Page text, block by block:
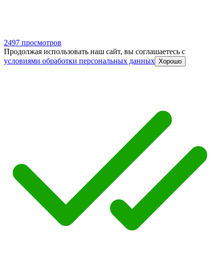
2497 просмотров
Продолжая использовать наш сайт, вы соглашаетесь c
условиями обработки персональных данных Хорошо